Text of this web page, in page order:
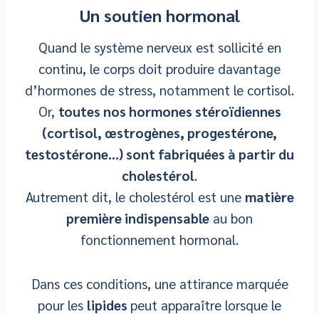
Un soutien hormonal
Quand le système nerveux est sollicité en
continu, le corps doit produire davantage
d’hormones de stress, notamment le cortisol.
Or, toutes nos hormones stéroïdiennes
(cortisol, œstrogènes, progestérone,
testostérone…) sont fabriquées à partir du
cholestérol.
Autrement dit, le cholestérol est une matière
première indispensable au bon
fonctionnement hormonal.
Dans ces conditions, une attirance marquée
pour les lipides peut apparaître lorsque le